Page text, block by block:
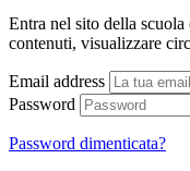
Entra nel sito della
contenuti, visualizzare
Email address
Password
Password dimenticata?